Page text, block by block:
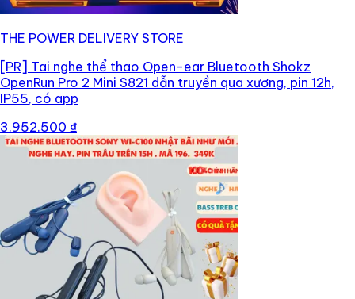
THE POWER DELIVERY STORE
[PR] Tai nghe thể thao Open-ear Bluetooth Shokz
OpenRun Pro 2 Mini S821 dẫn truyền qua xương, pin 12h,
IP55, có app
3.952.500 ₫